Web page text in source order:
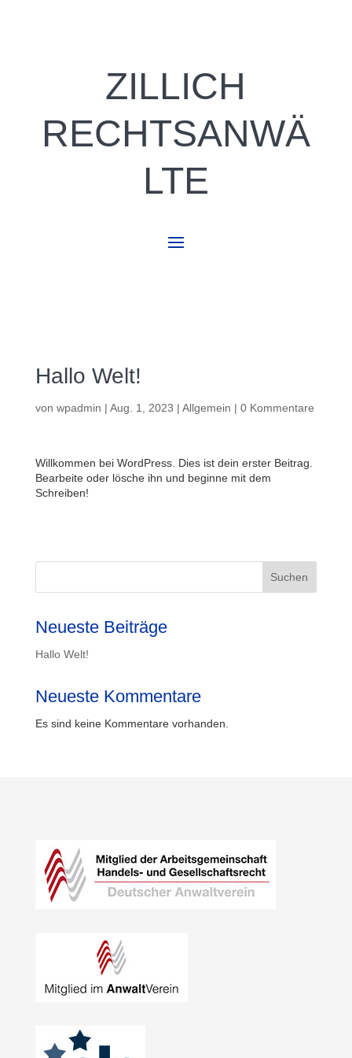
ZILLICH
RECHTSANWÄ
LTE
Hallo Welt!
von wpadmin | Aug. 1, 2023 | Allgemein | 0 Kommentare
Willkommen bei WordPress. Dies ist dein erster Beitrag.
Bearbeite oder lösche ihn und beginne mit dem
Schreiben!
Suchen
Neueste Beiträge
Hallo Welt!
Neueste Kommentare
Es sind keine Kommentare vorhanden.